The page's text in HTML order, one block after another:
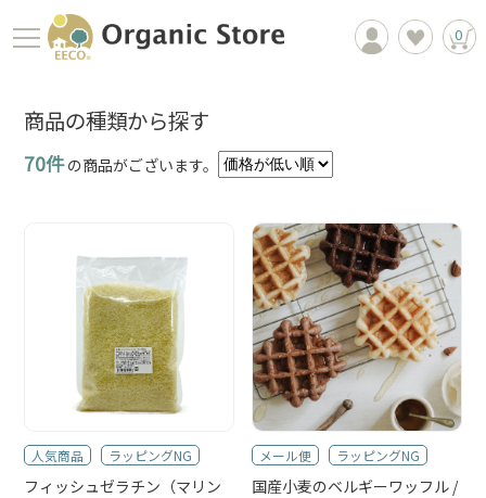
0
商品の種類から探す
70件の商品がございます。
人気商品 ラッピングNG
フィッシュゼラチン（マリン
メール便 ラッピングNG
国産小麦のベルギーワッフル /
商品一覧
EECOについて